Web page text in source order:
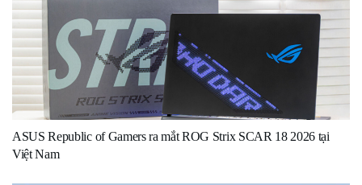
ASUS Republic of Gamers ra mắt ROG Strix SCAR 18 2026 tại
Việt Nam